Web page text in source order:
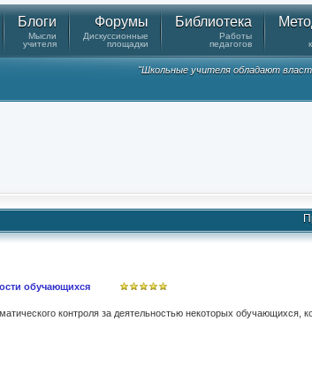
Блоги
Мысли
учителя
Форумы
Дискуссионные
площадки
Библиотека
Работы
педагогов
"Школьные учителя обладают
обучающихся